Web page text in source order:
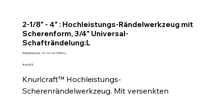
2-1/8" - 4" : Hochleistungs-Rändelwerkzeug mit
Scherenform, 3/4" Universal-
Schafträndelung:L
Artikelnummer: Artikelnummer:
L
K1-44-40-0750U-L
Preis
866,00 $
Knurlcraft™ Hochleistungs-
Scherenrändelwerkzeug. Mit versenkten